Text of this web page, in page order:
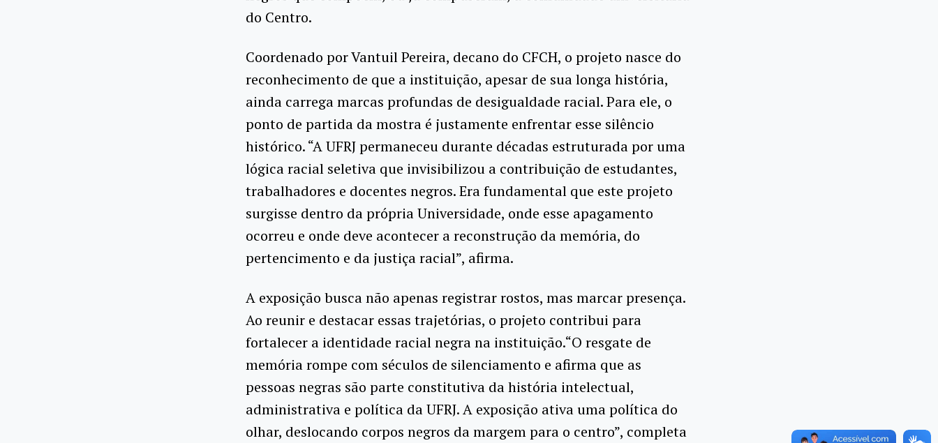
do Centro.
Coordenado por Vantuil Pereira, decano do CFCH, o projeto nasce do
reconhecimento de que a instituição, apesar de sua longa história,
ainda carrega marcas profundas de desigualdade racial. Para ele, o
ponto de partida da mostra é justamente enfrentar esse silêncio
histórico. “A UFRJ permaneceu durante décadas estruturada por uma
lógica racial seletiva que invisibilizou a contribuição de estudantes,
trabalhadores e docentes negros. Era fundamental que este projeto
surgisse dentro da própria Universidade, onde esse apagamento
ocorreu e onde deve acontecer a reconstrução da memória, do
pertencimento e da justiça racial”, afirma.
A exposição busca não apenas registrar rostos, mas marcar presença.
Ao reunir e destacar essas trajetórias, o projeto contribui para
fortalecer a identidade racial negra na instituição.“O resgate de
memória rompe com séculos de silenciamento e afirma que as
pessoas negras são parte constitutiva da história intelectual,
administrativa e política da UFRJ. A exposição ativa uma política do
olhar, deslocando corpos negros da margem para o centro”, completa